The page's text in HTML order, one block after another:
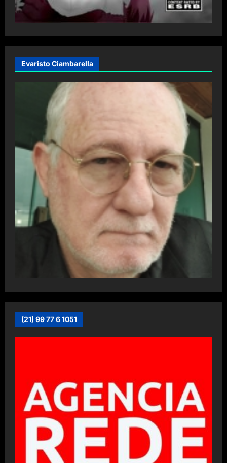
Evaristo Ciambarella
(21) 99 77 6 1051